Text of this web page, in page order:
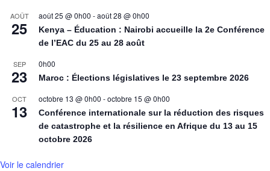
AOÛT
25
août 25 @ 0h00 -août 28 @ 0h00
Kenya – Éducation : Nairobi accueille la 2e Conférence
de l’EAC du 25 au 28 août
SEP
23
0h00
Maroc : Élections législatives le 23 septembre 2026
OCT
13
octobre 13 @ 0h00 -octobre 15 @ 0h00
Conférence internationale sur la réduction des risques
de catastrophe et la résilience en Afrique du 13 au 15
octobre 2026
Voir le calendrier